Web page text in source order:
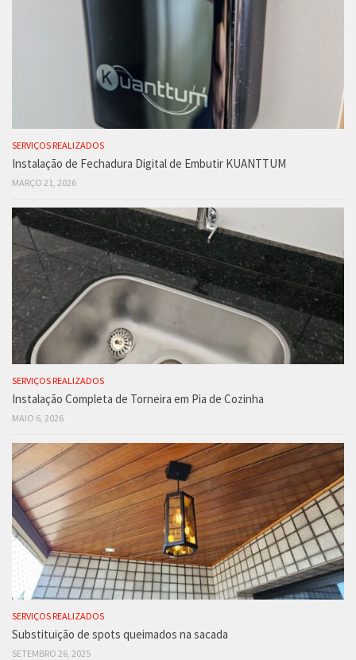
SERVIÇOS REALIZADOS
Instalação de Fechadura Digital de Embutir KUANTTUM
MARÇO 21, 2026
SERVIÇOS REALIZADOS
Instalação Completa de Torneira em Pia de Cozinha
MAIO 6, 2026
SERVIÇOS REALIZADOS
Substituição de spots queimados na sacada
SETEMBRO 26, 2025